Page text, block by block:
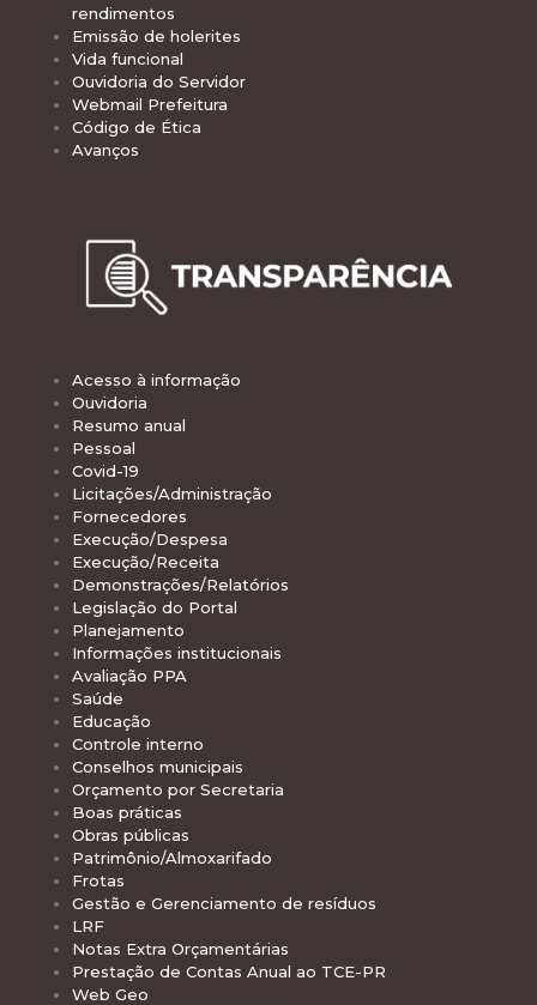
rendimentos
Emissão de holerites
Vida funcional
Ouvidoria do Servidor
Webmail Prefeitura
Código de Ética
Avanços
Acesso à informação
Ouvidoria
Resumo anual
Pessoal
Covid-19
Licitações/Administração
Fornecedores
Execução/Despesa
Execução/Receita
Demonstrações/Relatórios
Legislação do Portal
Planejamento
Informações institucionais
Avaliação PPA
Saúde
Educação
Controle interno
Conselhos municipais
Orçamento por Secretaria
Boas práticas
Obras públicas
Patrimônio/Almoxarifado
Frotas
Gestão e Gerenciamento de resíduos
LRF
Notas Extra Orçamentárias
Prestação de Contas Anual ao TCE-PR
Web Geo